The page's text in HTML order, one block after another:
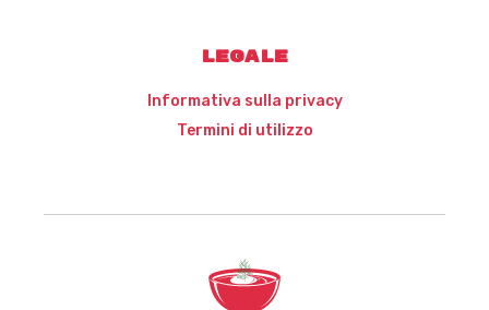
Legale
Informativa sulla privacy
Termini di utilizzo